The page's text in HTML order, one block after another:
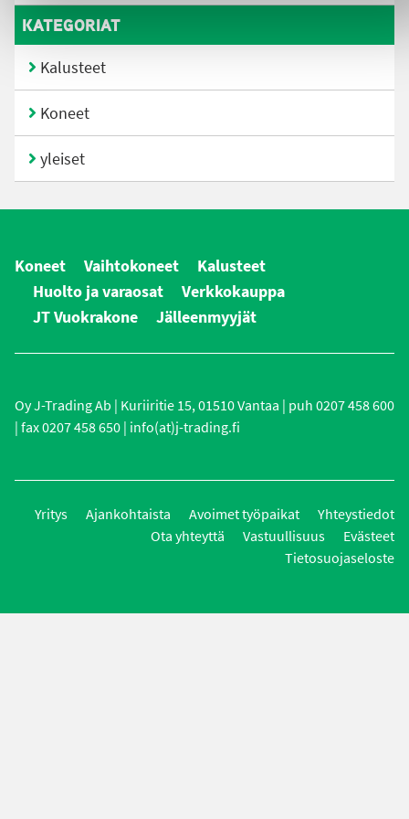
KATEGORIAT
Kalusteet
Koneet
yleiset
Koneet Vaihtokoneet
Kalusteet
Huolto ja varaosat
Verkkokauppa
JT Vuokrakone
Jälleenmyyjät
Oy J-Trading Ab | Kuriiritie 15, 01510 Vantaa | puh 0207 458 600
| fax 0207 458 650 | info(at)j-trading.fi
Yritys Ajankohtaista Avoimet työpaikat
Yhteystiedot
Ota yhteyttä
Vastuullisuus
Evästeet
Tietosuojaseloste